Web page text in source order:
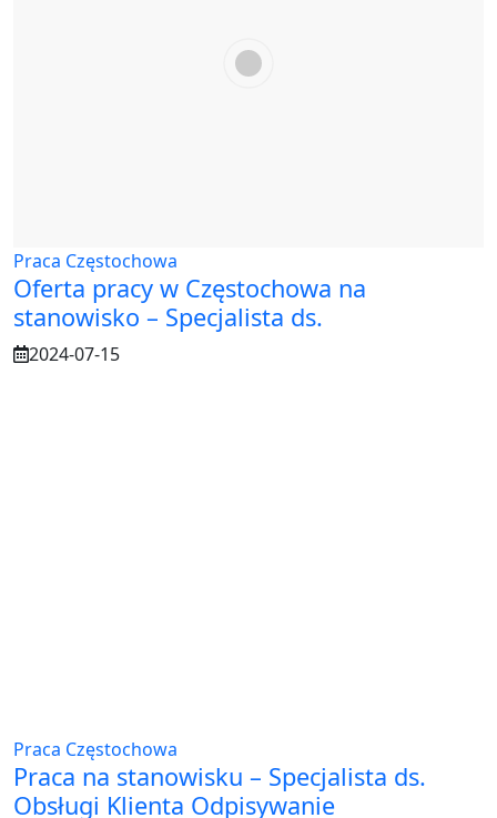
Praca Częstochowa
Oferta pracy w Częstochowa na
stanowisko – Specjalista ds.
2024-07-15
Praca Częstochowa
Praca na stanowisku – Specjalista ds.
Obsługi Klienta Odpisywanie